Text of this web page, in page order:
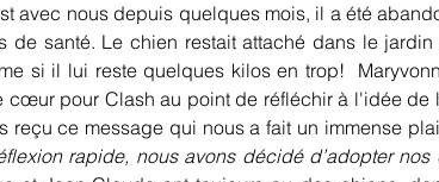
avec nous depuis quelques mois, il a été
de santé. Le chien restait attaché dans le
si il lui reste quelques kilos en trop!
cœur pour Clash au point de réfléchir à l'idée
reçu ce message qui nous a fait un immense
rapide, nous avons décidé d’adopter nos